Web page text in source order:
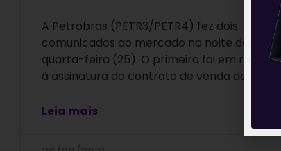
A Petrobras (PETR3/PETR4) fez dois
comunicados ao mercado na noite desta
quarta-feira (25). O primeiro foi em relação
à assinatura do contrato de venda da
Leia mais